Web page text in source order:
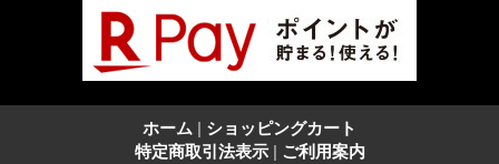
ホーム | ショッピングカート
特定商取引法表示 | ご利用案内